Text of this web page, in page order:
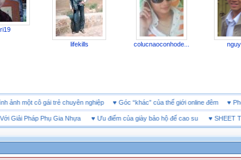
lifekills colucnaoconhode...
hình ảnh một cô gái trẻ chuyên nghiệp♥ Góc “khác” của thế giới online đêm
Pháp Phụ Gia Nhựa♥ Ưu điểm của giày bảo hộ đế cao su♥ SHEET